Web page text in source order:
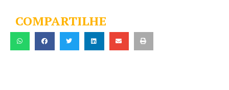
COMPARTILHE